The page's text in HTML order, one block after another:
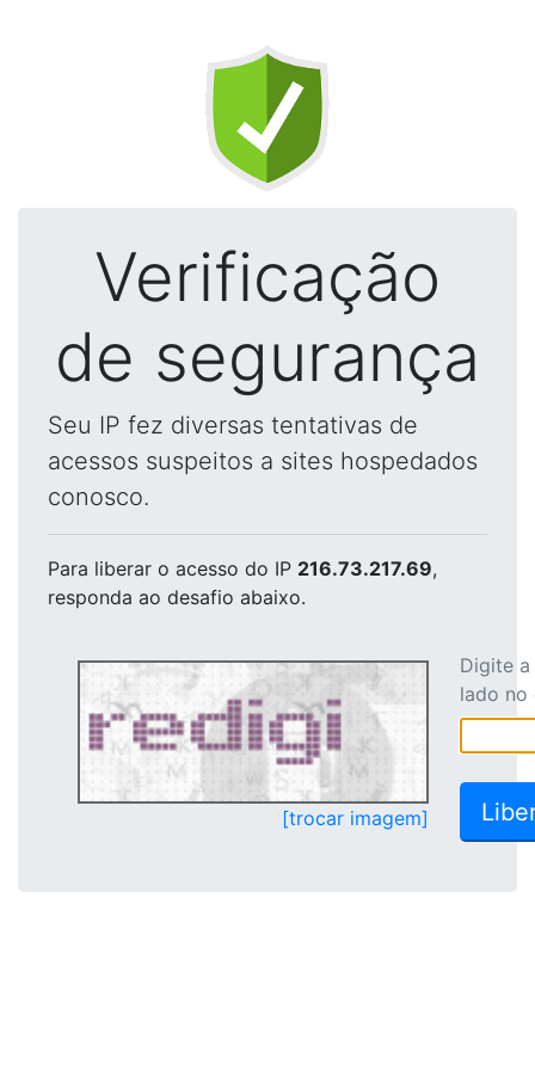
Verificação
de segurança
Seu IP fez diversas tentativas de
acessos suspeitos a sites hospedados
conosco.
Para liberar o acesso do IP 216.73.217.69,
responda ao desafio abaixo.
[trocar imagem]
Digite
lado no